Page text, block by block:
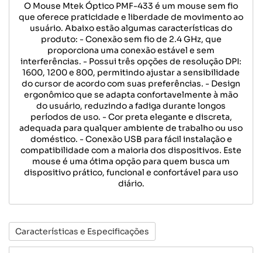
O Mouse Mtek Óptico PMF-433 é um mouse sem fio
que oferece praticidade e liberdade de movimento ao
usuário. Abaixo estão algumas características do
produto: - Conexão sem fio de 2.4 GHz, que
proporciona uma conexão estável e sem
interferências. - Possui três opções de resolução DPI:
1600, 1200 e 800, permitindo ajustar a sensibilidade
do cursor de acordo com suas preferências. - Design
ergonômico que se adapta confortavelmente à mão
do usuário, reduzindo a fadiga durante longos
períodos de uso. - Cor preta elegante e discreta,
adequada para qualquer ambiente de trabalho ou uso
doméstico. - Conexão USB para fácil instalação e
compatibilidade com a maioria dos dispositivos. Este
mouse é uma ótima opção para quem busca um
dispositivo prático, funcional e confortável para uso
diário.
Características e Especificações